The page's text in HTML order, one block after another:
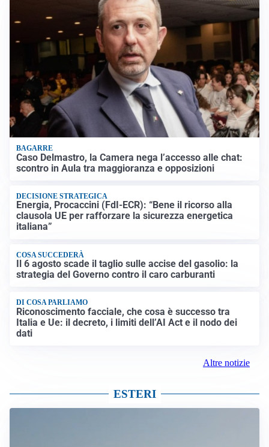
BAGARRE
Caso Delmastro, la Camera nega l’accesso alle chat:
scontro in Aula tra maggioranza e opposizioni
DECISIONE STRATEGICA
Energia, Procaccini (FdI-ECR): “Bene il ricorso alla
clausola UE per rafforzare la sicurezza energetica
italiana”
COSA SUCCEDERÀ
Il 6 agosto scade il taglio sulle accise del gasolio: la
strategia del Governo contro il caro carburanti
DI COSA PARLIAMO
Riconoscimento facciale, che cosa è successo tra
Italia e Ue: il decreto, i limiti dell’AI Act e il nodo dei
dati
Altre notizie
ESTERI